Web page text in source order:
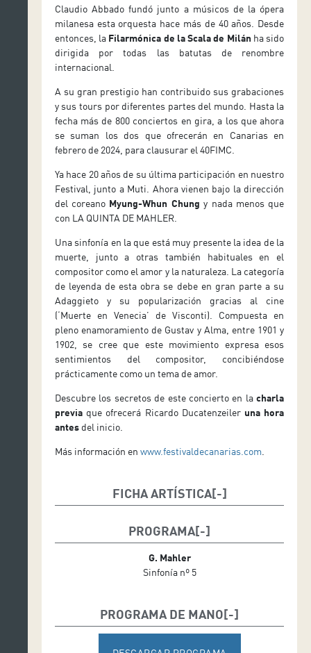
Claudio Abbado fundó junto a músicos de la ópera
milanesa esta orquesta hace más de 40 años. Desde
entonces, la Filarmónica de la Scala de Milán ha sido
dirigida por todas las batutas de renombre
internacional.
A su gran prestigio han contribuido sus grabaciones
y sus tours por diferentes partes del mundo. Hasta la
fecha más de 800 conciertos en gira, a los que ahora
se suman los dos que ofrecerán en Canarias en
febrero de 2024, para clausurar el 40FIMC.
Ya hace 20 años de su última participación en nuestro
Festival, junto a Muti. Ahora vienen bajo la dirección
del coreano Myung-Whun Chung y nada menos que
con LA QUINTA DE MAHLER.
Una sinfonía en la que está muy presente la idea de la
muerte, junto a otras también habituales en el
compositor como el amor y la naturaleza. La categoría
de leyenda de esta obra se debe en gran parte a su
Adaggieto y su popularización gracias al cine
(‘Muerte en Venecia’ de Visconti). Compuesta en
pleno enamoramiento de Gustav y Alma, entre 1901 y
1902, se cree que este movimiento expresa esos
sentimientos del compositor, concibiéndose
prácticamente como un tema de amor.
Descubre los secretos de este concierto en lacharla
previaque ofrecerá Ricardo Ducatenzeiler una hora
antesdel inicio.
Más información en www.festivaldecanarias.com
FICHA ARTÍSTICA
PROGRAMA
G. Mahler
Sinfonía nº 5
PROGRAMA DE MANO